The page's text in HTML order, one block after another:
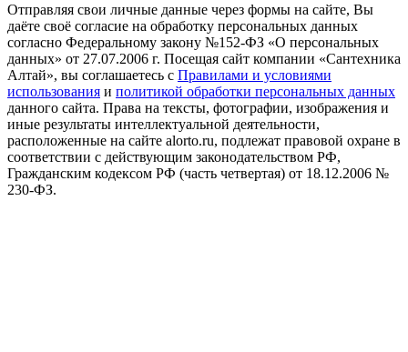
Отправляя свои личные данные через формы на сайте, Вы
даёте своё согласие на обработку персональных данных
согласно Федеральному закону №152-ФЗ «О персональных
данных» от 27.07.2006 г. Посещая сайт компании «Cантехника
Алтай», вы соглашаетесь с Правилами и условиями
использования и политикой обработки персональных данных
данного сайта. Права на тексты, фотографии, изображения и
иные результаты интеллектуальной деятельности,
расположенные на сайте alorto.ru, подлежат правовой охране в
соответствии с действующим законодательством РФ,
Гражданским кодексом РФ (часть четвертая) от 18.12.2006 №
230-ФЗ.